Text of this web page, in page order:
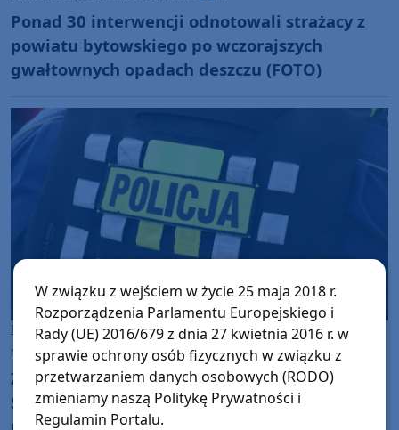
Ponad 30 interwencji odnotowali strażacy z
powiatu bytowskiego po wczorajszych
gwałtownych opadach deszczu (FOTO)
Powiat Bytowski
niedziela, 31 maja 2026, 09:10
Zaginiony 17-latek ze Skwieraw, w gminie
Studzienice jest cały i zdrowy. Odnalazł go
W związku z wejściem w życie 25 maja 2018 r.
Rozporządzenia Parlamentu Europejskiego i
Rady (UE) 2016/679 z dnia 27 kwietnia 2016 r. w
sprawie ochrony osób fizycznych w związku z
przetwarzaniem danych osobowych (RODO)
zmieniamy naszą Politykę Prywatności i
Regulamin Portalu.